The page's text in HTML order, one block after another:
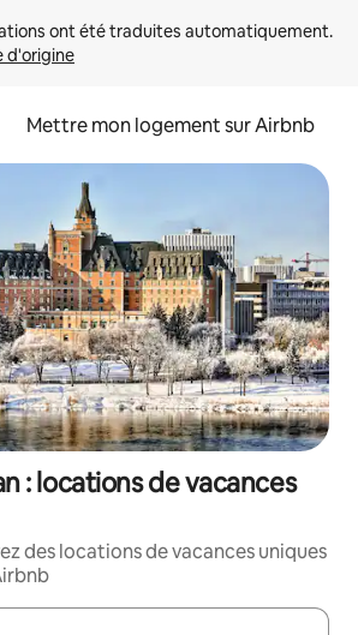
d'origine
Mettre mon logement sur Airbnb
: locations de vacances
des locations de vacances uniques